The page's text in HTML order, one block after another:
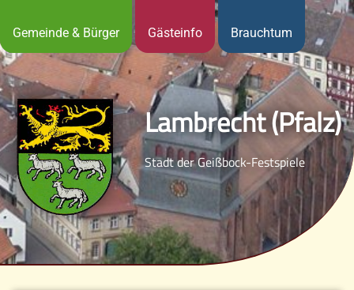
Gemeinde & Bürger Gästeinfo Brauchtum
Lambrecht (Pfalz)
Stadt der Geißbock-Festspiele